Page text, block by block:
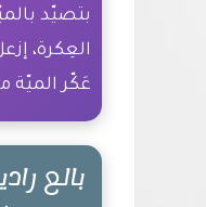
بتصيّد
العِكرة،
عَكّر الميّة
الأساس
بالع